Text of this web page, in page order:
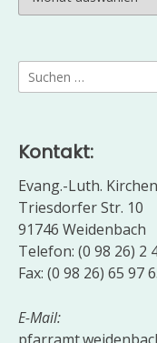
Suchen
nach:
Kontakt:
Evang.-Luth.
Triesdorfer Str. 10
91746 Weidenbach
Telefon: (0 98 26) 2
Fax: (0 98 26) 65 97
E-Mail: